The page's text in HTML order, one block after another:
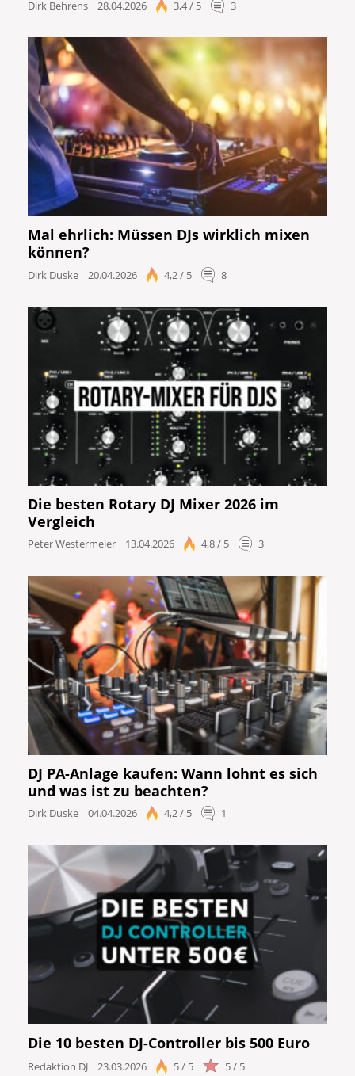
Dirk Behrens 28.04.2026 3,4 / 5 3
Mal ehrlich: Müssen DJs wirklich mixen
können?
Dirk Duske 20.04.2026 4,2 / 5 8
Die besten Rotary DJ Mixer 2026 im
Vergleich
Peter Westermeier 13.04.2026 4,8 / 5 3
DJ PA-Anlage kaufen: Wann lohnt es sich
und was ist zu beachten?
Dirk Duske 04.04.2026 4,2 / 5 1
Die 10 besten DJ-Controller bis 500 Euro
Redaktion DJ 23.03.2026 5 / 5 5 / 5